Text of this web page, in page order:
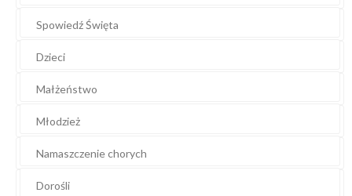
Spowiedź Święta
Dzieci
Małżeństwo
Młodzież
Namaszczenie chorych
Dorośli